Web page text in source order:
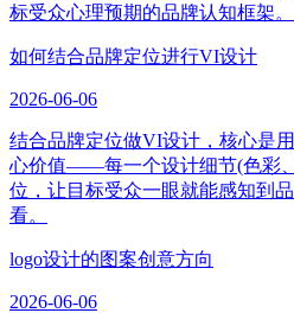
标受众心理预期的品牌认知框架。
如何结合品牌定位进行VI设计
2026-06-06
结合品牌定位做VI设计，核心是
心价值——每一个设计细节(色彩
位，让目标受众一眼就能感知到
看。
logo设计的图案创意方向
2026-06-06